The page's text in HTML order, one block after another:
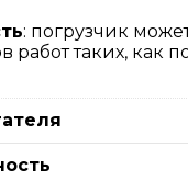
: погрузчик
работ таких, как